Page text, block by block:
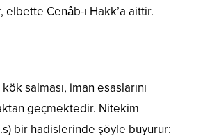
Cenâb-ı Hakk’a aittir.
salması, iman esaslarını
geçmektedir. Nitekim
bir hadislerinde şöyle buyurur: